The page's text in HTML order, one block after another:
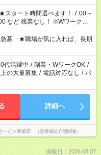
業なし！ ※Wワークの
間超の就業はご案内できませ
勤務は社会保険への加入対象
い派遣の原則禁止）により、
難しい場合があります
募 ★職場が気に入れば、長期
代活躍中 / 副業・WワークOK /
の大量募集 / 電話対応なし / パ
詳細へ
ビス事業部 （医療福祉介護関連）
掲載日：2026.08.07